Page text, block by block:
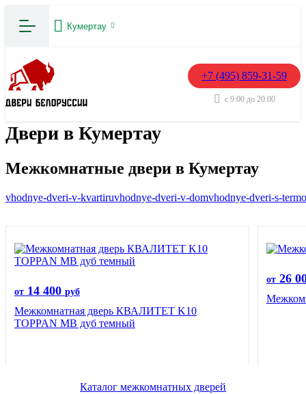
Кумертау
+7 (495) 859-31-59
с 9:00 до 20:00
Двери в Кумертау
Межкомнатные двери в Кумертау
vhodnye-dveri-v-kvartiruvhodnye-dveri-v-domvhodnye-dveri-s-
от 14 400 руб
Межкомнатная дверь КВАЛИТЕТ K10
TOPPAN MB дуб темный
от 26
Каталог межкомнатных дверей